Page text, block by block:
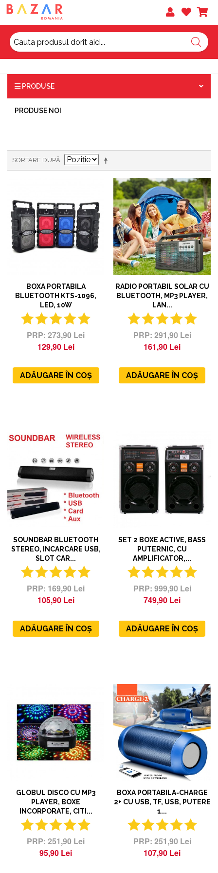
PRODUSE
PRODUSE NOI
SORTARE DUPĂ
BOXA PORTABILA
BLUETOOTH KTS-1096,
LED, 10W
273,90 Lei
129,90 Lei
ADĂUGARE ÎN COȘ
RADIO PORTABIL SOLAR CU
BLUETOOTH, MP3 PLAYER,
LAN...
291,90 Lei
161,90 Lei
ADĂUGARE ÎN COȘ
SOUNDBAR BLUETOOTH
STEREO, INCARCARE USB,
SLOT CAR...
169,90 Lei
105,90 Lei
ADĂUGARE ÎN COȘ
SET 2 BOXE ACTIVE, BASS
PUTERNIC, CU
AMPLIFICATOR,...
999,90 Lei
749,90 Lei
ADĂUGARE ÎN COȘ
GLOBUL DISCO CU MP3
PLAYER, BOXE
INCORPORATE, CITI...
251,90 Lei
95,90 Lei
BOXA PORTABILA-CHARGE
2+ CU USB, TF, USB, PUTERE
1...
251,90 Lei
107,90 Lei